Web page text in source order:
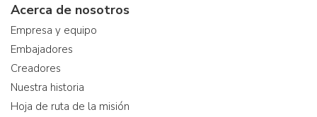
Acerca de nosotros
Empresa y equipo
Embajadores
Creadores
Nuestra historia
Hoja de ruta de la misión